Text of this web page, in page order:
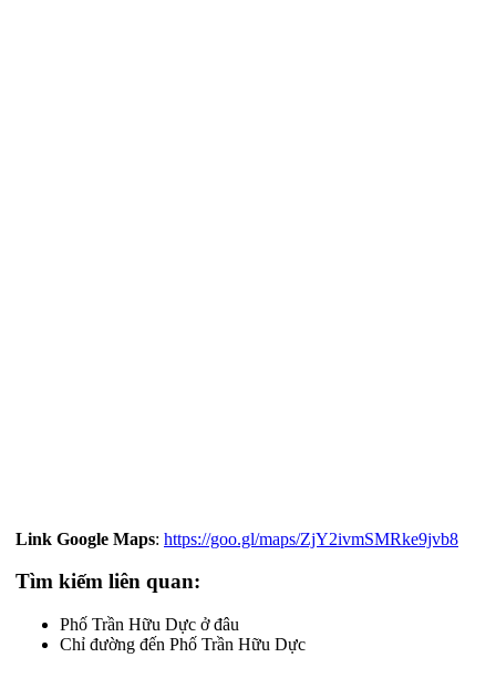
Link Google Maps: https://goo.gl/maps/ZjY2ivmSMRke9jvb8
Tìm kiếm liên quan:
Phố Trần Hữu Dực ở đâu
Chỉ đường đến Phố Trần Hữu Dực